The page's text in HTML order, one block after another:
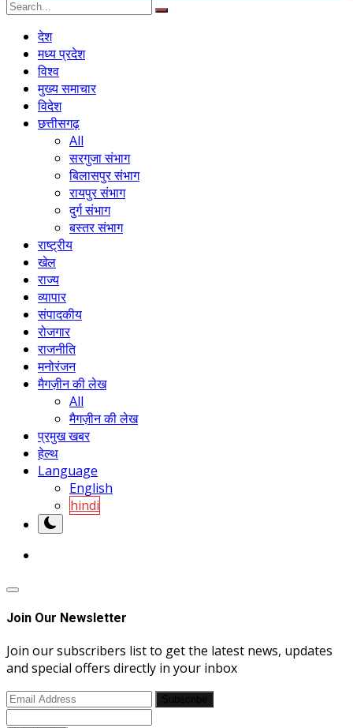
देश
मध्य प्रदेश
विश्व
मुख्य समाचार
विदेश
छत्तीसगढ़
All
सरगुजा संभाग
बिलासपुर संभाग
रायपुर संभाग
दुर्ग संभाग
बस्तर संभाग
राष्ट्रीय
खेल
राज्य
व्यापार
संपादकीय
रोजगार
राजनीति
मनोरंजन
मैगज़ीन की लेख
All
मैगज़ीन की लेख
प्रमुख खबर
हेल्थ
Language
English
hindi
Join Our Newsletter
Join our subscribers list to get the latest news, updates
and special offers directly in your inbox